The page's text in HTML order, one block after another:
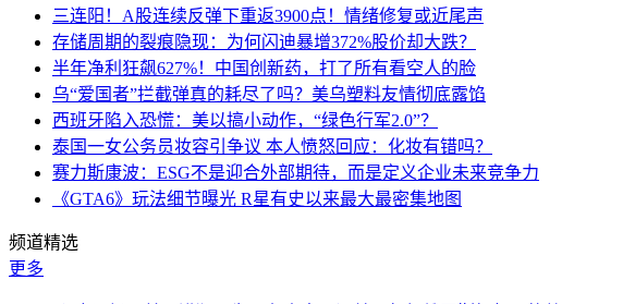
三连阳！A股连续反弹下重返3900点！情绪修复或近尾声
存储周期的裂痕隐现：为何闪迪暴增372%股价却大跌？
半年净利狂飙627%！中国创新药，打了所有看空人的脸
乌“爱国者”拦截弹真的耗尽了吗？美乌塑料友情彻底露馅
西班牙陷入恐慌：美以搞小动作，“绿色行军2.0”？
泰国一女公务员妆容引争议 本人愤怒回应：化妆有错吗？
赛力斯康波：ESG不是迎合外部期待，而是定义企业未来竞争力
《GTA6》玩法细节曝光 R星有史以来最大最密集地图
频道精选
更多